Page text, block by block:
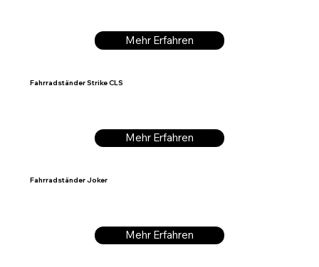
Mehr Erfahren
Fahrradständer Strike CLS
Mehr Erfahren
Fahrradständer Joker
Mehr Erfahren